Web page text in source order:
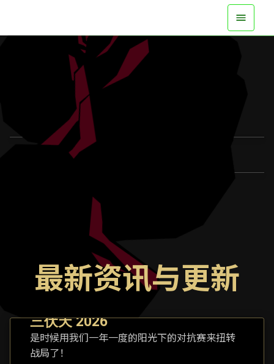
最新资讯与更新
三伏天 2026
是时候用我们一年一度的阳光下的对抗赛来扭转
战局了！